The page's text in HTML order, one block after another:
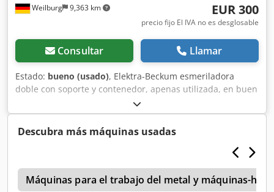
Weilburg 9,363 km EUR 300
precio fijo El IVA no es desglosable
Consultar Llamar
Estado: bueno (usado), Elektra-Beckum esmeriladora
doble con soporte y contenedor, apenas utilizada, en buen
estado y totalmente funcional. No es posible el envío.
Dwsdpfx Aqjzti U Iolea ¡Por favor, no envíe consultas por
correo electrónico! Para cualquier duda, estaremos
encantados de atenderle por teléfono. La inspección y
recogida sólo es posible mediante cita telefónica previa.
Modificaciones, venta intermedia y errores reservados.
Descubra más máquinas usadas
Máquinas para el trabajo del metal y máquinas-